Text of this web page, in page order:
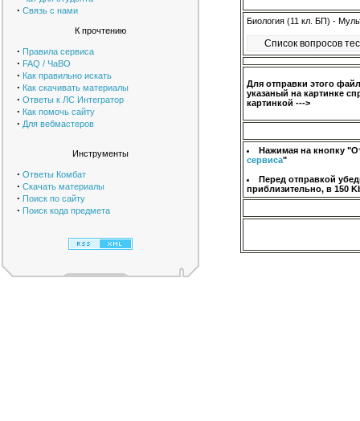
· Связь с нами
К прочтению
· Правила сервиса
· FAQ / ЧаВО
· Как правильно искать
· Как скачивать материалы
· Ответы к ЛС Интегратор
· Как помочь сайту
· Для вебмастеров
Инструменты
· Ответы Комбат
· Скачать материалы
· Поиск по сайту
· Поиск кода предмета
Биология (11 кл. БП) -
Список вопросов
Для отправки этого
указаный на картинке
картинкой --->
Нажимая на кнопку
сервиса"
Перед отправкой
приблизительно, в 150